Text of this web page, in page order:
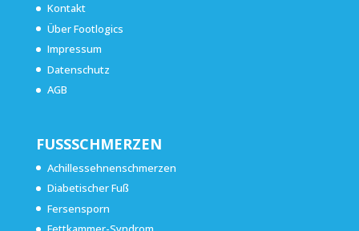
Kontakt
Über Footlogics
Impressum
Datenschutz
AGB
FUSSSCHMERZEN
Achillessehnenschmerzen
Diabetischer Fuß
Fersensporn